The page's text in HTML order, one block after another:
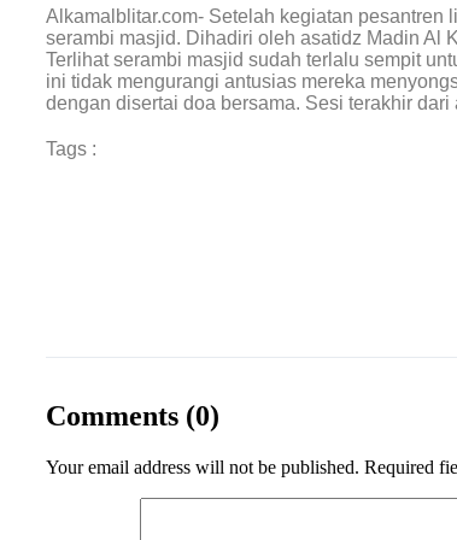
Alkamalblitar.com- Setelah kegiatan pesantren
serambi masjid. Dihadiri oleh asatidz Madin Al
Terlihat serambi masjid sudah terlalu sempit
ini tidak mengurangi antusias mereka
dengan disertai doa bersama. Sesi terakhir
Tags :
Comments (0)
Your email address will not be published. Required